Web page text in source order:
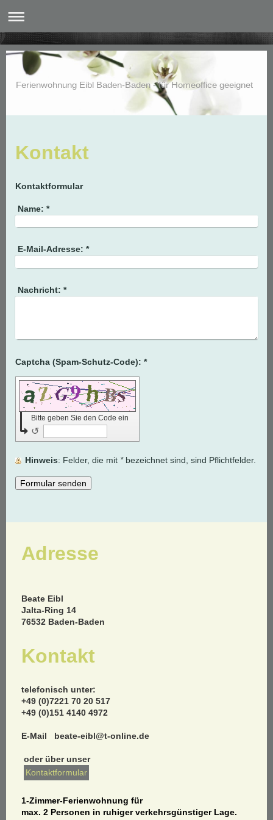
Ferienwohnung Eibl Baden-Baden - für Homeoffice geeignet
Kontakt
Kontaktformular
Name: *
E-Mail-Adresse: *
Nachricht: *
Captcha (Spam-Schutz-Code): *
Bitte geben Sie den Code ein
↺
Hinweis : Felder, die mit *bezeichnet sind, sind Pflichtfelder.
Adresse
Beate Eibl
Jalta-Ring 14
76532 Baden-Baden
Kontakt
telefonisch unter:
+49 (0)7221 70 20 517
+49 (0)151 4140 4972
E-Mail beate-eibl@t-online.de
oder über unser
Kontaktformular
1-Zimmer-Ferienwohnung für
max. 2 Personen in ruhiger verkehrsgünstiger Lage.